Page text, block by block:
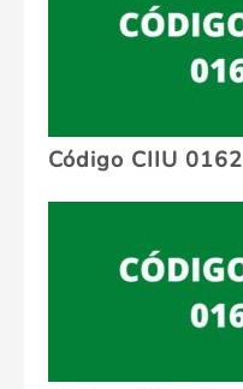
Código CIIU 0162